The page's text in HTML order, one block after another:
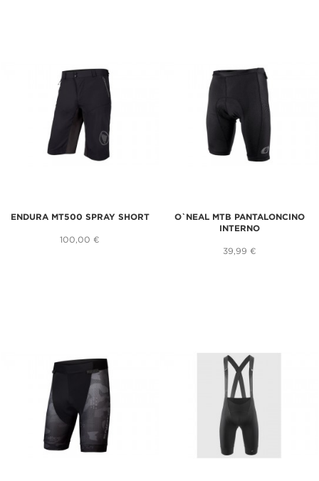
ENDURA MT500 SPRAY SHORT
100,00 €
O`NEAL MTB PANTALONCINO
INTERNO
39,99 €